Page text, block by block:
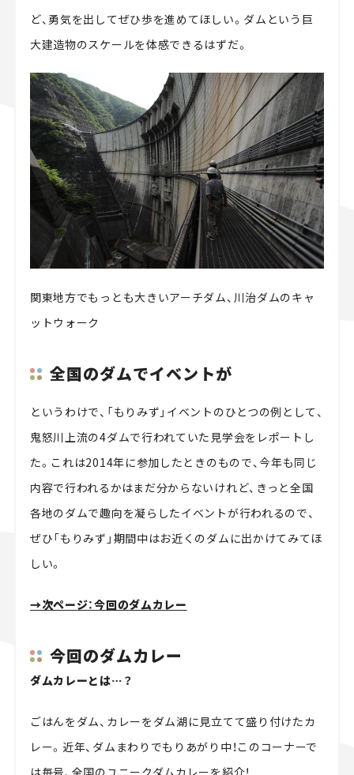
ど、勇気を出してぜひ歩を進めてほしい。ダムという巨
大建造物のスケールを体感できるはずだ。
関東地方でもっとも大きいアーチダム、川治ダムのキャ
ットウォーク
全国のダムでイベントが
というわけで、「もりみず」イベントのひとつの例として、
鬼怒川上流の4ダムで行われていた見学会をレポートし
た。これは2014年に参加したときのもので、今年も同じ
内容で行われるかはまだ分からないけれど、きっと全国
各地のダムで趣向を凝らしたイベントが行われるので、
ぜひ「もりみず」期間中はお近くのダムに出かけてみてほ
しい。
→次ページ：今回のダムカレー
今回のダムカレー
ダムカレーとは…？
ごはんをダム、カレーをダム湖に見立てて盛り付けたカ
レー。近年、ダムまわりでもりあがり中！このコーナーで